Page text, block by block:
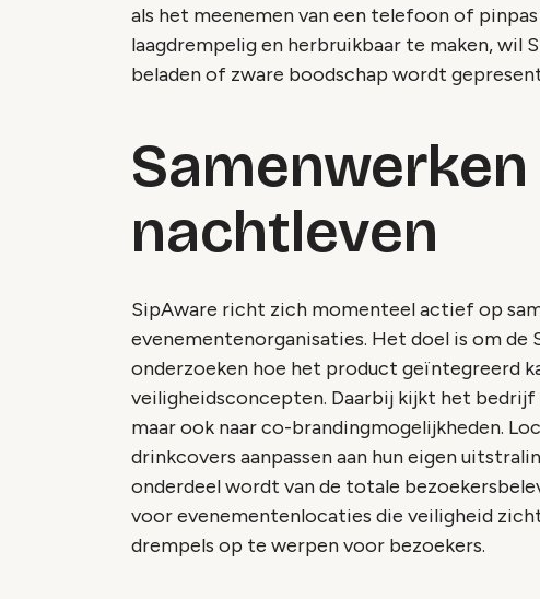
als het meenemen van een telefoon of
laagdrempelig en herbruikbaar te maken, wil
beladen of zware boodschap wordt
nachtleven
SipAware richt zich momenteel actief op
evenementenorganisaties. Het doel is om de
onderzoeken hoe het product geïntegreerd
veiligheidsconcepten. Daarbij kijkt het
maar ook naar co-brandingmogelijkheden.
drinkcovers aanpassen aan hun eigen
onderdeel wordt van de totale
voor evenementenlocaties die veiligheid
drempels op te werpen voor bezoekers.